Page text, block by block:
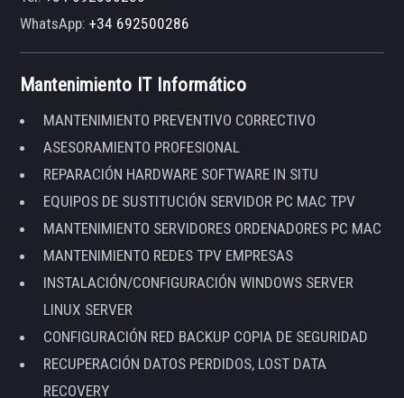
WhatsApp:+34 692500286
Mantenimiento IT Informático
MANTENIMIENTO PREVENTIVO CORRECTIVO
ASESORAMIENTO PROFESIONAL
REPARACIÓN HARDWARE SOFTWARE IN SITU
EQUIPOS DE SUSTITUCIÓN SERVIDOR PC MAC TPV
MANTENIMIENTO SERVIDORES ORDENADORES PC MAC
MANTENIMIENTO REDES TPV EMPRESAS
INSTALACIÓN/CONFIGURACIÓN WINDOWS SERVER
LINUX SERVER
CONFIGURACIÓN RED BACKUP COPIA DE SEGURIDAD
RECUPERACIÓN DATOS PERDIDOS, LOST DATA
RECOVERY